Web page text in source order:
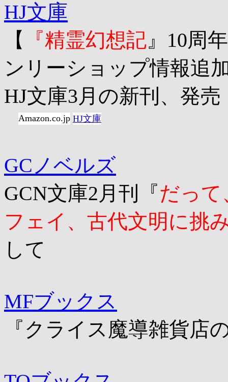
HJ文庫
【
『精霊幻想記』10周
ンリーショップ情報追
HJ文庫3月の新刊、発売
Amazon.co.jp HJ文庫
GCノベルズ
GCN文庫2月刊『だっ
フェイ、古代文明に挑
して
MFブックス
『クライス魔導雑貨店